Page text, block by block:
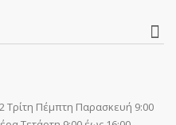
Τρίτη Πέμπτη Παρασκευή 9:00